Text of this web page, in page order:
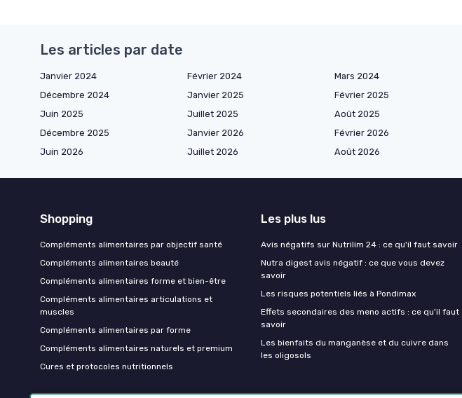
Les articles par date
Janvier 2024 Février 2024 Mars 2024
Décembre 2024
Janvier 2025 Février 2025
Juin 2025
Juillet 2025 Août 2025
Décembre 2025
Janvier 2026 Février 2026
Juin 2026
Juillet 2026 Août 2026
Shopping
Compléments alimentaires par objectif santé
Compléments alimentaires beauté
Compléments alimentaires forme et bien-être
Compléments alimentaires articulations et
muscles
Compléments alimentaires par forme
Compléments alimentaires naturels et premium
Cures et protocoles nutritionnels
Les plus lus
Avis négatifs sur Nutrilim 24 : ce qu'il faut savoir
Nutra digest avis négatif : ce que vous devez
savoir
Les risques potentiels liés à Pondimax
Effets secondaires des meno actifs : ce qu'il faut
savoir
Les bienfaits du manganèse et du cuivre dans
les oligosols